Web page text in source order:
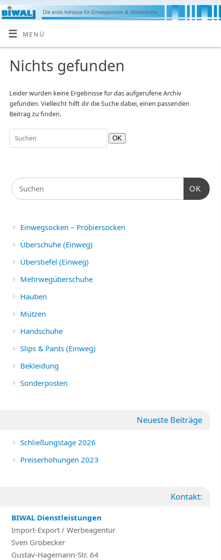
MENÜ
Nichts gefunden
Leider wurden keine Ergebnisse für das aufgerufene Archiv
gefunden. Vielleicht hilft dir die Suche dabei, einen passenden
Beitrag zu finden.
OK
OK
Einwegsocken – Probiersocken
Überschuhe (Einweg)
Überstiefel (Einweg)
Mehrwegüberschuhe
Hauben
Mützen
Handschuhe
Slips & Pants (Einweg)
Bekleidung
Sonderposten
Neueste Beiträge
Schließungstage 2026
Preiserhöhungen 2023
Kontakt:
BIWAL Dienstleistungen
Import-Export / Werbeagentur
Sven Grobecker
Gustav-Hagemann-Str. 64